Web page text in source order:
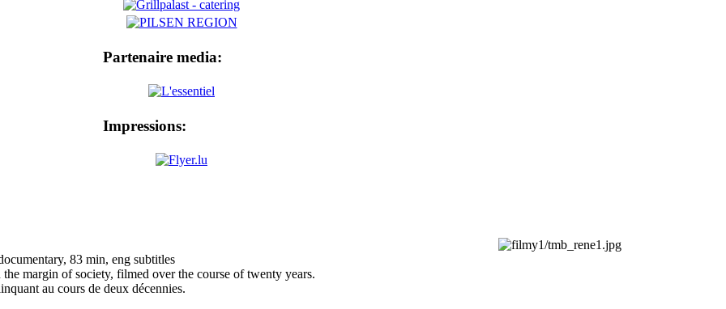
Partenaire media:
Impressions:
83 min, eng subtitles
margin of society, filmed over the course of twenty years.
au cours de deux décennies.